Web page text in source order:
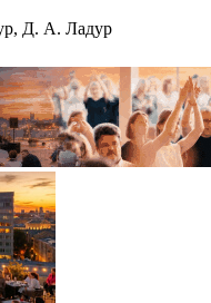
Д. А. Ладур